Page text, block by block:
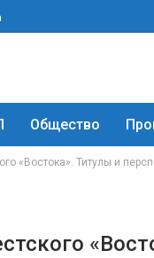
Общество
«Востока». Титулы и